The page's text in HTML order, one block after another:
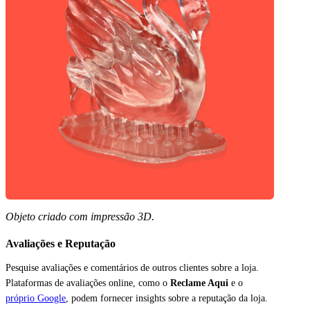
Objeto criado com impressão 3D.
Avaliações e Reputação
Pesquise avaliações e comentários de outros clientes sobre a loja.
Plataformas de avaliações online, como o Reclame Aqui e o
próprio Google , podem fornecer insights sobre a reputação da loja.